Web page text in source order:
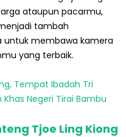
ataupun pacarmu,
tambah
untuk membawa kamera
yang terbaik.
Tempat Ibadah Tri
Negeri Tirai Bambu
Tjoe Ling Kiong